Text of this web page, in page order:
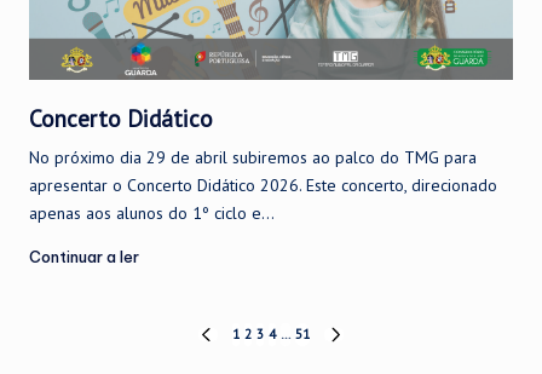
Concerto Didático
No próximo dia 29 de abril subiremos ao palco do TMG para
apresentar o Concerto Didático 2026. Este concerto, direcionado
apenas aos alunos do 1º ciclo e...
Continuar a ler
PREVIOUS
1 2 3 4 … 51